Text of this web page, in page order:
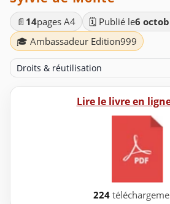
📄 14pages A4 🗓️ Publié le6
🎓 Ambassadeur Edition999
Droits & réutilisation
Lire le livre en
224